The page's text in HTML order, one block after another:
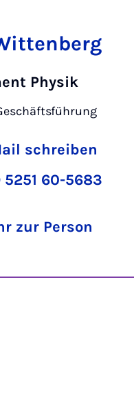
Physik
schreiben
5251 60-5683
zur Person